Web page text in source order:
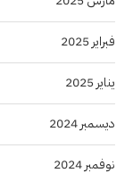
فبراير 2025
يناير 2025
ديسمبر 2024
نوفمبر 2024